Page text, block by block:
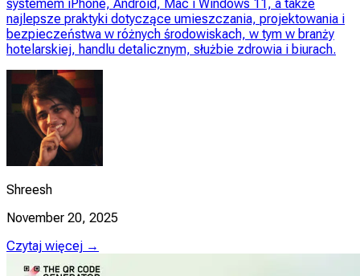
systemem iPhone, Android, Mac i Windows 11, a także
najlepsze praktyki dotyczące umieszczania, projektowania i
bezpieczeństwa w różnych środowiskach, w tym w branży
hotelarskiej, handlu detalicznym, służbie zdrowia i biurach.
Shreesh
November 20, 2025
Czytaj więcej →